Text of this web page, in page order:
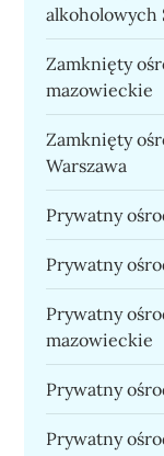
alkoholowych
Zamknięty
mazowieckie
Zamknięty
Warszawa
Prywatny
Prywatny
Prywatny
mazowieckie
Prywatny
Prywatny